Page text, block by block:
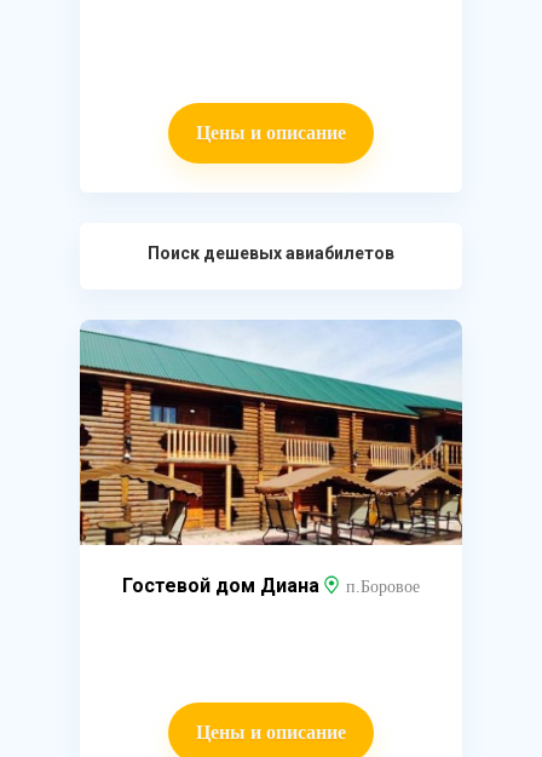
Цены и описание
Поиск дешевых авиабилетов
Гостевой дом Диана п.Боровое
Цены и описание